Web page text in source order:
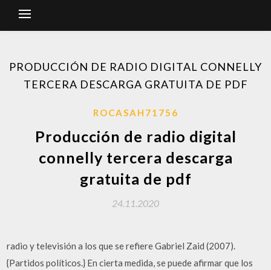
PRODUCCIÓN DE RADIO DIGITAL CONNELLY
TERCERA DESCARGA GRATUITA DE PDF
ROCASAH71756
Producción de radio digital
connelly tercera descarga
gratuita de pdf
24.11.2020
radio y televisión a los que se refiere Gabriel Zaid (2007).
{Partidos políticos.} En cierta medida, se puede afirmar que los